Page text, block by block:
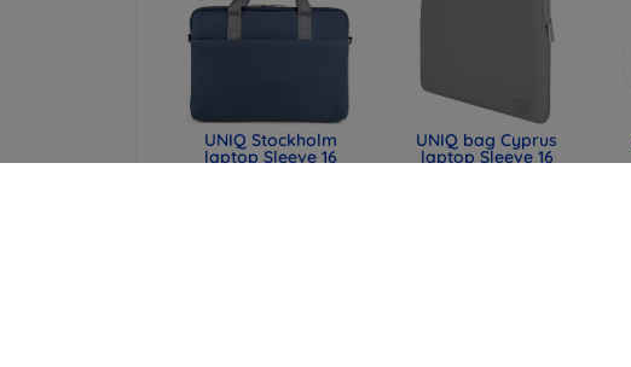
UNIQ Stockholm
laptop Sleeve 16
UNIQ bag Cyprus
laptop Sleeve 16